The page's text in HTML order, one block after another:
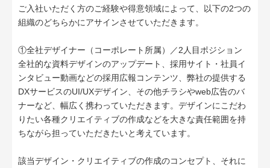
ご入社いただく方のご経験や得意領域によって、以下の2つの
組織のどちらかにアサインさせていただきます。
①全社デザイナー（コーポレート所属）／2人目ポジション
全社的な資料デザインのアップデート、採用サイト・社員イ
ンタビュー動画などの採用広報コンテンツ、弊社の提供する
DXサービスのUI/UXデザイン、その他チラシやweb広告のバ
ナーなど、幅広く携わっていただきます。デザインにこだわ
りたい各種クリエイティブの作成などを大きな責任範囲を持
ちながら担っていただきたいと考えています。
該当デザイン・クリエイティブの作成のコンセプト、それに